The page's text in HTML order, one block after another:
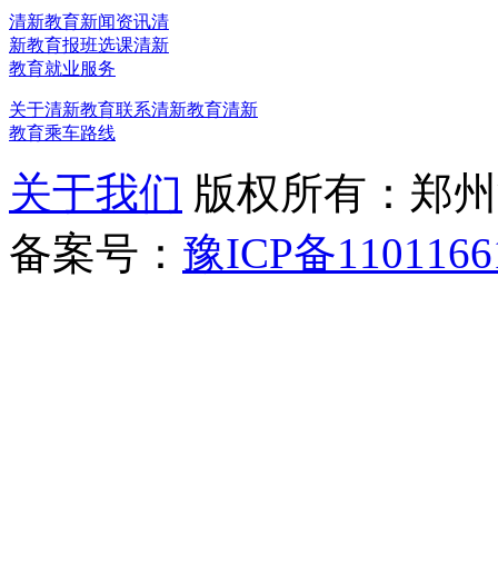
清新教育新闻资讯清
新教育报班选课清新
教育就业服务
关于清新教育联系清新教育清新
教育乘车路线
关于我们 版权所有：郑
备案号： 豫ICP备